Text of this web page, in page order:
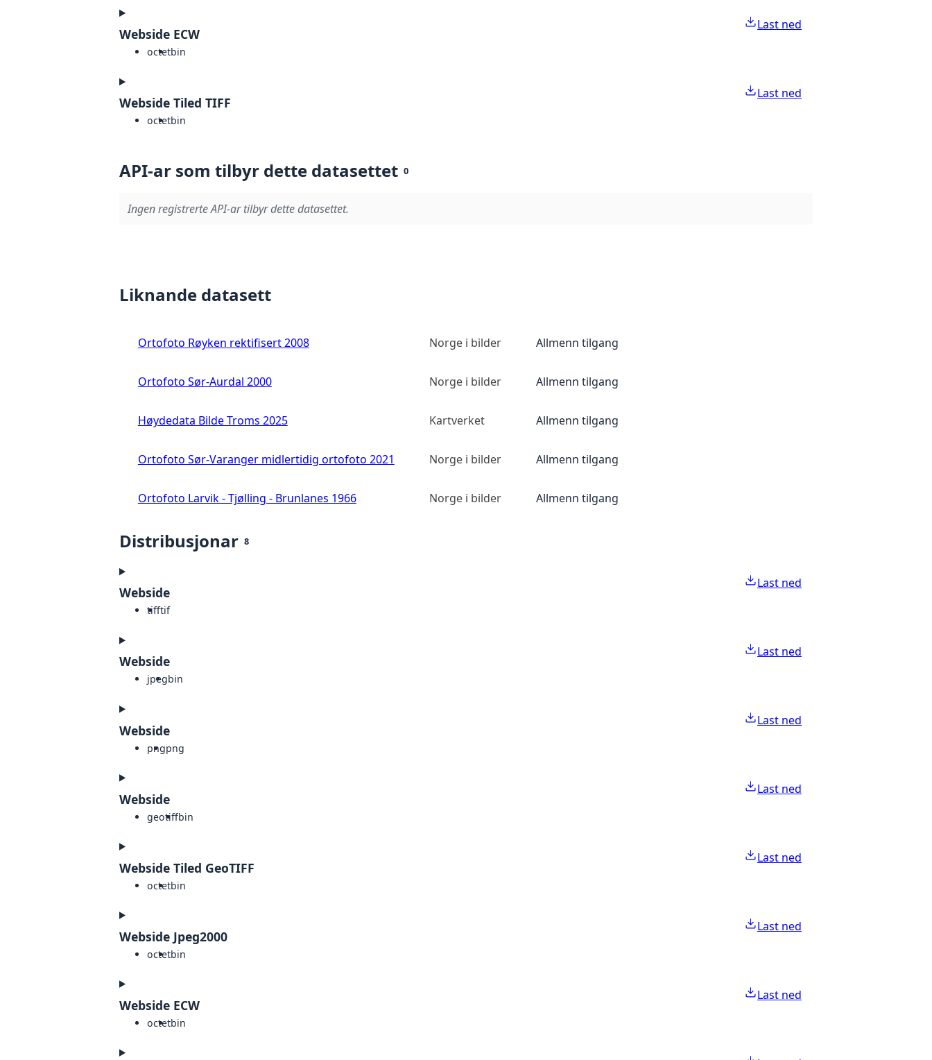
Webside ECW
octetbin
Last ned
Webside Tiled TIFF
octetbin
Last ned
API-ar som tilbyr dette datasettet 0
Ingen registrerte API-ar tilbyr dette datasettet.
Liknande datasett
Ortofoto Røyken rektifisert 2008 Norge i bilder Allmenn tilgang
Ortofoto Sør-Aurdal 2000 Norge i bilder Allmenn tilgang
Høydedata Bilde Troms 2025 Kartverket Allmenn tilgang
Ortofoto Sør-Varanger midlertidig ortofoto 2021 Norge i bilder Allmenn tilgang
Ortofoto Larvik - Tjølling - Brunlanes 1966 Norge i bilder Allmenn tilgang
Distribusjonar 8
Webside
tifftif
Last ned
Webside
jpegbin
Last ned
Webside
pngpng
Last ned
Webside
geotiffbin
Last ned
Webside Tiled GeoTIFF
octetbin
Last ned
Webside Jpeg2000
octetbin
Last ned
Webside ECW
octetbin
Last ned